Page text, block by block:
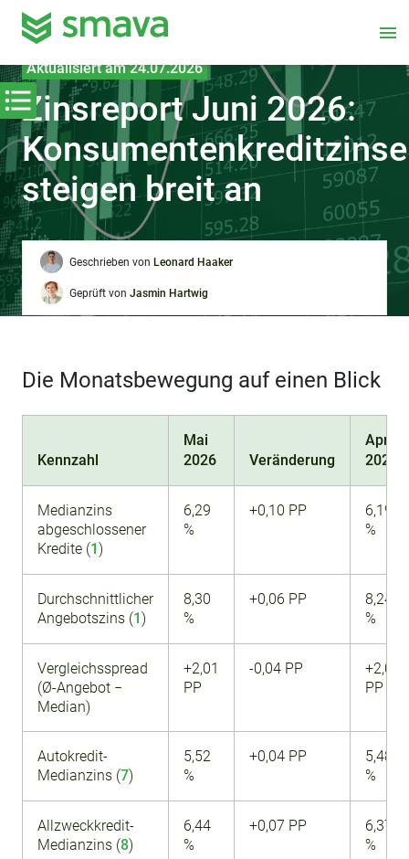
menu
Aktualisiert am 24.07.2026
Zinsreport Juni 2026:
steigen breit an
Geschrieben von Leonard Haaker
Geprüft von Jasmin Hartwig
Die Monatsbewegung auf einen Blick
Kennzahl
Mai
2026
Veränderung
Apr.
2026
Medianzins
abgeschlossener
Kredite (1)
6,29
%
+0,10 PP
6,19
%
Durchschnittlicher
Angebotszins (1)
8,30
%
+0,06 PP
8,24
%
Vergleichsspread
(Ø-Angebot −
Median)
+2,01
PP
-0,04 PP
+2,05
PP
Autokredit-
Medianzins (7)
5,52
%
+0,04 PP
5,48
%
Allzweckkredit-
Medianzins (8)
6,44
%
+0,07 PP
6,37
%